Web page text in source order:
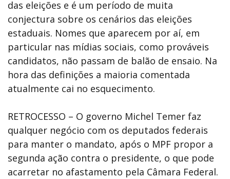
das eleições e é um período de muita
conjectura sobre os cenários das eleições
estaduais. Nomes que aparecem por aí, em
particular nas mídias sociais, como prováveis
candidatos, não passam de balão de ensaio. Na
hora das definições a maioria comentada
atualmente cai no esquecimento.
RETROCESSO – O governo Michel Temer faz
qualquer negócio com os deputados federais
para manter o mandato, após o MPF propor a
segunda ação contra o presidente, o que pode
acarretar no afastamento pela Câmara Federal.